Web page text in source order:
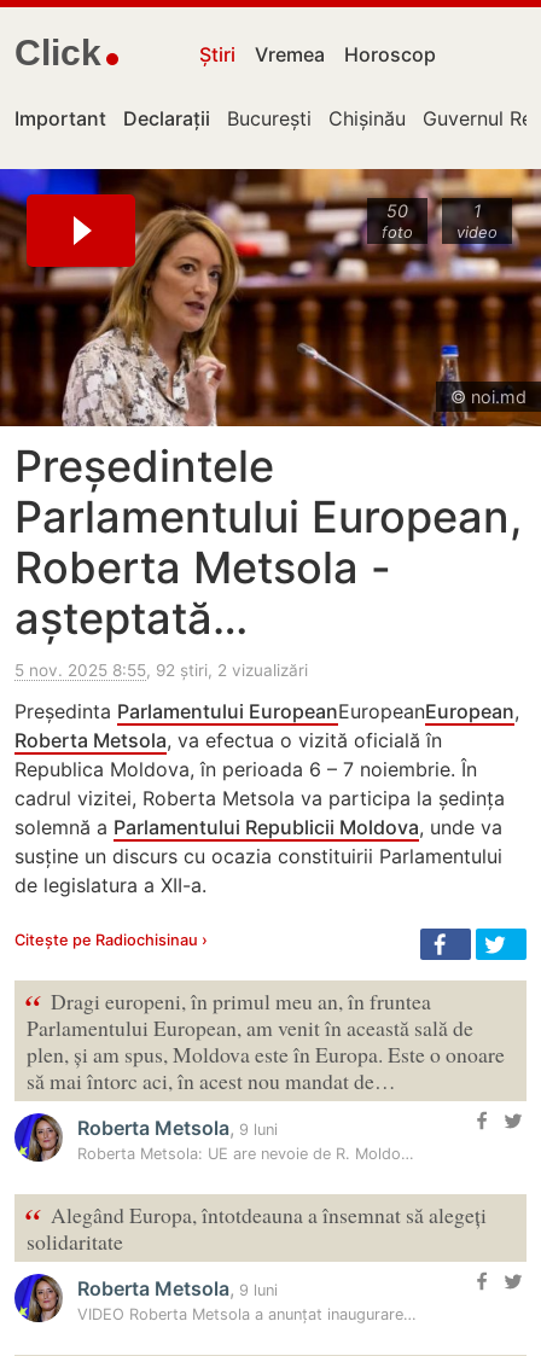
Click Știri Vremea Horoscop
Important Declarații București Chișinău Guvernul
50
foto
1
video
© noi.md
Președintele
Parlamentului European,
Roberta Metsola -
așteptată…
5 nov. 2025 8:55, 92 știri, 2 vizualizări
Președinta Parlamentului EuropeanEuropeanEuropean,
Roberta Metsola, va efectua o vizită oficială în
Republica Moldova, în perioada 6 – 7 noiembrie. În
cadrul vizitei, Roberta Metsola va participa la ședința
solemnă a Parlamentului Republicii Moldova, unde va
susține un discurs cu ocazia constituirii Parlamentului
de legislatura a XII-a.
Citește pe Radiochisinau ›
“ Dragi europeni, în primul meu an, în fruntea
Parlamentului European, am venit în această sală de
plen, și am spus, Moldova este în Europa. Este o onoare
să mai întorc aci, în acest nou mandat de…
Roberta Metsola, 9 luni
Roberta Metsola: UE are nevoie de R. Moldova în aceeași măsură cum are…
“ Alegând Europa, întotdeauna a însemnat să alegeți
solidaritate
Roberta Metsola, 9 luni
VIDEO Roberta Metsola a anunțat inaugurarea oficială a Biroului…